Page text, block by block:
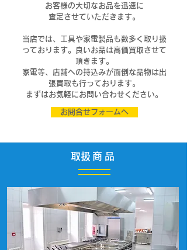
お客様の大切なお品を迅速に
査定させていただきます。
当店では、工具や家電製品も数多く取り扱
っております。良いお品は高価買取させて
頂きます。
家電等、店舗への持込みが面倒な品物は出
張買取も行っております。
まずはお気軽にお問い合わせください。
お問合せフォームへ
​取扱商品